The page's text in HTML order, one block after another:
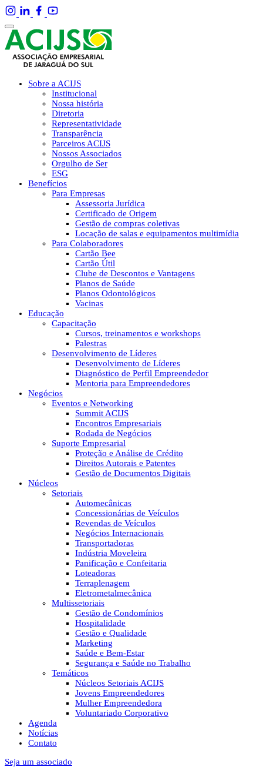
Sobre a ACIJS
Institucional
Nossa história
Diretoria
Representatividade
Transparência
Parceiros ACIJS
Nossos Associados
Orgulho de Ser
ESG
Benefícios
Para Empresas
Assessoria Jurídica
Certificado de Origem
Gestão de compras coletivas
Locação de salas e equipamentos multimídia
Para Colaboradores
Cartão Bee
Cartão Útil
Clube de Descontos e Vantagens
Planos de Saúde
Planos Odontológicos
Vacinas
Educação
Capacitação
Cursos, treinamentos e workshops
Palestras
Desenvolvimento de Líderes
Desenvolvimento de Líderes
Diagnóstico de Perfil Empreendedor
Mentoria para Empreendedores
Negócios
Eventos e Networking
Summit ACIJS
Encontros Empresariais
Rodada de Negócios
Suporte Empresarial
Proteção e Análise de Crédito
Direitos Autorais e Patentes
Gestão de Documentos Digitais
Núcleos
Setoriais
Automecânicas
Concessionárias de Veículos
Revendas de Veículos
Negócios Internacionais
Transportadoras
Indústria Moveleira
Panificação e Confeitaria
Loteadoras
Terraplenagem
Eletrometalmecânica
Multissetoriais
Gestão de Condomínios
Hospitalidade
Gestão e Qualidade
Marketing
Saúde e Bem-Estar
Segurança e Saúde no Trabalho
Temáticos
Núcleos Setoriais ACIJS
Jovens Empreendedores
Mulher Empreendedora
Voluntariado Corporativo
Agenda
Notícias
Contato
Seja um associado